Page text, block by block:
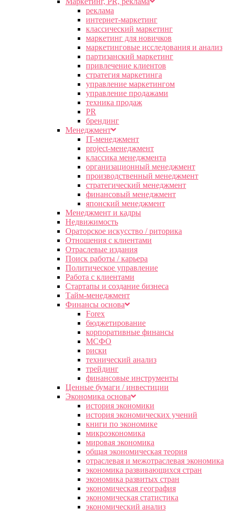
реклама
интернет-маркетинг
классический маркетинг
маркетинг для новичков
маркетинговые исследования и анализ
партизанский маркетинг
привлечение клиентов
стратегия маркетинга
управление маркетингом
управление продажами
техника продаж
PR
брендинг
Менеджмент
IT-менеджмент
project-менеджмент
классика менеджмента
организационный менеджмент
производственный менеджмент
стратегический менеджмент
финансовый менеджмент
японский менеджмент
Менеджмент и кадры
Недвижимость
Ораторское искусство / риторика
Отношения с клиентами
Отраслевые издания
Поиск работы / карьера
Политическое управление
Работа с клиентами
Стартапы и создание бизнеса
Тайм-менеджмент
Финансы основа
Forex
бюджетирование
корпоративные финансы
МСФО
риски
технический анализ
трейдинг
финансовые инструменты
Ценные бумаги / инвестиции
Экономика основа
история экономики
история экономических учений
книги по экономике
микроэкономика
мировая экономика
общая экономическая теория
отраслевая и межотраслевая экономика
экономика развивающихся стран
экономика развитых стран
экономическая география
экономическая статистика
экономический анализ